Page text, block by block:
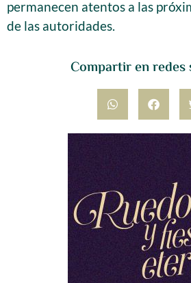
Compartir en redes
permanecen atentos a las
de las autoridades.